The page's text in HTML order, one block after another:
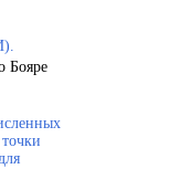
Бояре